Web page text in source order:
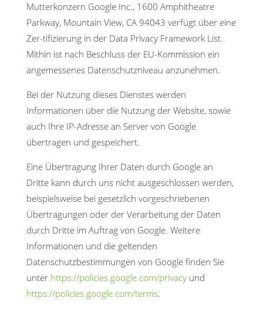
Mutterkonzern Google Inc., 1600 Amphitheatre
Parkway, Mountain View, CA 94043 verfügt über eine
Zer-tifizierung in der Data Privacy Framework List.
Mithin ist nach Beschluss der EU-Kommission ein
angemessenes Datenschutzniveau anzunehmen.
Bei der Nutzung dieses Dienstes werden
Informationen über die Nutzung der Website, sowie
auch Ihre IP-Adresse an Server von Google
übertragen und gespeichert.
Eine Übertragung Ihrer Daten durch Google an
Dritte kann durch uns nicht ausgeschlossen werden,
beispielsweise bei gesetzlich vorgeschriebenen
Übertragungen oder der Verarbeitung der Daten
durch Dritte im Auftrag von Google. Weitere
Informationen und die geltenden
Datenschutzbestimmungen von Google finden Sie
unter https://policies.google.com/privacyund
https://policies.google.com/terms.